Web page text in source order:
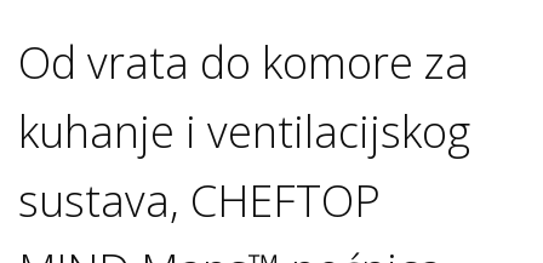
Od vrata do komore za
kuhanje i ventilacijskog
sustava, CHEFTOP